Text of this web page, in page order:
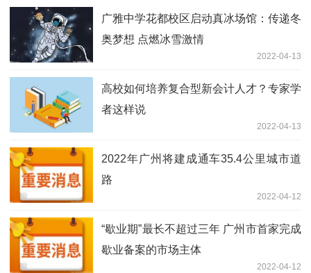
广雅中学花都校区启动真冰场馆：传递冬
奥梦想 点燃冰雪激情
2022-04-13
高校如何培养复合型新会计人才？专家学
者这样说
2022-04-13
2022年广州将建成通车35.4公里城市道
路
2022-04-12
“歇业期”最长不超过三年 广州市首家完成
歇业备案的市场主体
2022-04-12